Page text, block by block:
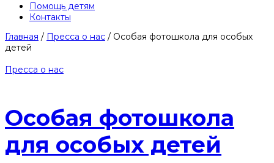
Помощь детям
Контакты
Главная / Пресса о нас / Особая фотошкола для особых
детей
Пресса о нас
Особая фотошкола
для особых детей